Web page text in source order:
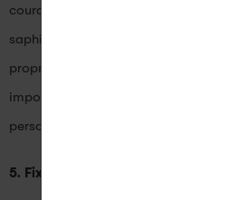
couramment utilisées dans les
saphirs, les rubis et les
propres significations symboliques
important de choisir celle qui
personnalité de la femme.
5. Fixez un budget